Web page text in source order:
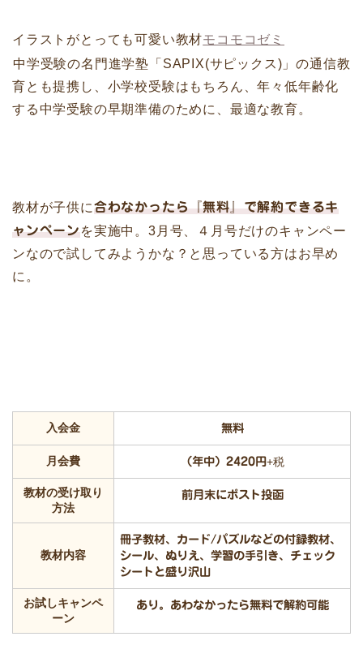
イラストがとっても可愛い教材モコモコゼミ
中学受験の名門進学塾「SAPIX(サピックス)」の通信教
育とも提携し、小学校受験はもちろん、年々低年齢化
する中学受験の早期準備のために、最適な教育。
教材が子供に合わなかったら『無料』で解約できるキ
ャンペーンを実施中。3月号、４月号だけのキャンペー
ンなので試してみようかな？と思っている方はお早め
に。
入会金 無料
月会費 （年中）2420円+税
教材の受け取り
方法
前月末にポスト投函
教材内容
冊子教材、カード/パズルなどの付録教材、
シール、ぬりえ、学習の手引き、チェック
シートと盛り沢山
お試しキャンペ
ーン
あり。あわなかったら無料で解約可能